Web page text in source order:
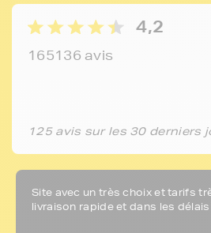
4,2
165136 avis
125 avis sur les 30 derniers
Site avec un très choix et tarifs
livraison rapide et dans les délais